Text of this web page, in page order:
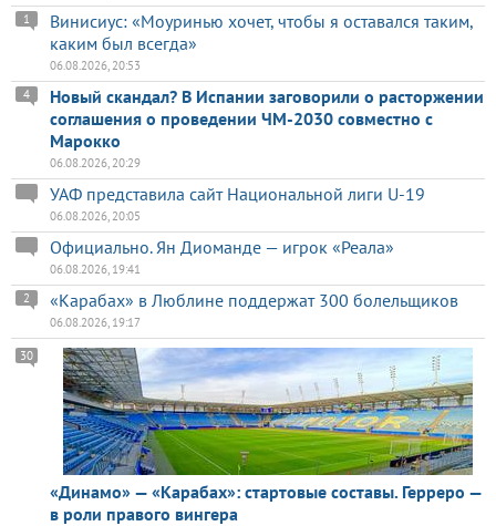
Винисиус: «Моуринью хочет, чтобы я оставался таким,
каким был всегда»
1
06.08.2026, 20:53
Новый скандал? В Испании заговорили о расторжении
соглашения о проведении ЧМ-2030 совместно с
Марокко
4
06.08.2026, 20:29
УАФ представила сайт Национальной лиги U-19
06.08.2026, 20:05
Официально. Ян Диоманде — игрок «Реала»
06.08.2026, 19:41
«Карабах» в Люблине поддержат 300 болельщиков
2
06.08.2026, 19:17
«Динамо» — «Карабах»: стартовые составы. Герреро —
в роли правого вингера
30